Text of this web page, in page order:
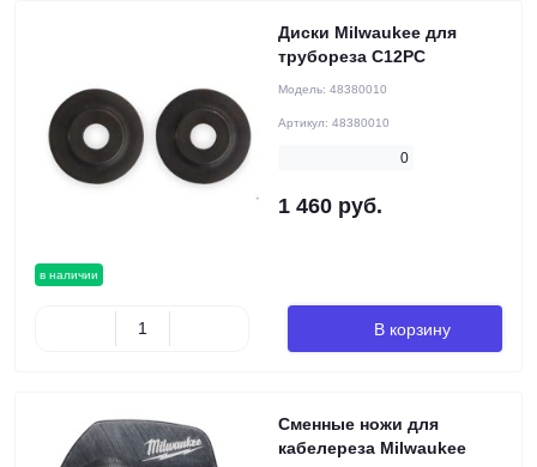
в наличии
Диски Milwaukee для
трубореза C12PC
Модель: 48380010
Артикул: 48380010
0
1 460 руб.
В корзину
Сменные ножи для
кабелереза Milwaukee